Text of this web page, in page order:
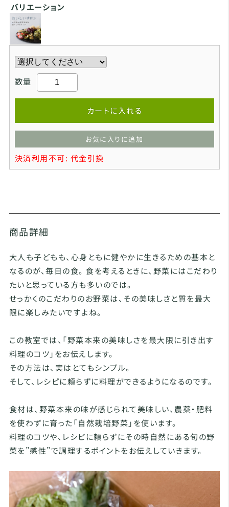
バリエーション
数量
カートに入れる
お気に入りに追加
決済利用不可: 代金引換
商品詳細
大人も子どもも、心身ともに健やかに生きるための基本と
なるのが、毎日の食。 食を考えるときに、野菜にはこだわり
たいと思っている方も多いのでは。
せっかくのこだわりのお野菜は、その美味しさと質を最大
限に楽しみたいですよね。
この教室では、「野菜本来の美味しさを最大限に引き出す
料理のコツ」をお伝えします。
その方法は、実はとてもシンプル。
そして、レシピに頼らずに料理ができるようになるのです。
食材は、野菜本来の味が感じられて美味しい、農薬・肥料
を使わずに育った「自然栽培野菜」を使います。
料理のコツや、レシピに頼らずにその時自然にある旬の野
菜を”感性”で調理するポイントをお伝えしていきます。